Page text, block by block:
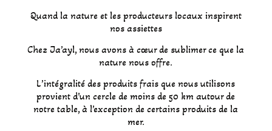
Quand la nature et les producteurs locaux inspirent
nos assiettes
Chez Ja’ayl, nous avons à cœur de sublimer ce que la
nature nous offre.
L’intégralité des produits frais que nous utilisons
provient d’un cercle de moins de 50 km autour de
notre table, à l’exception de certains produits de la
mer.